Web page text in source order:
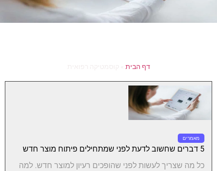
דף הבית
מאמרים
5 דברים שחשוב לדעת לפני שמתחילים פיתוח מוצר חדש
כל מה שצריך לעשות לפני שהופכים רעיון למוצר חדש. למה